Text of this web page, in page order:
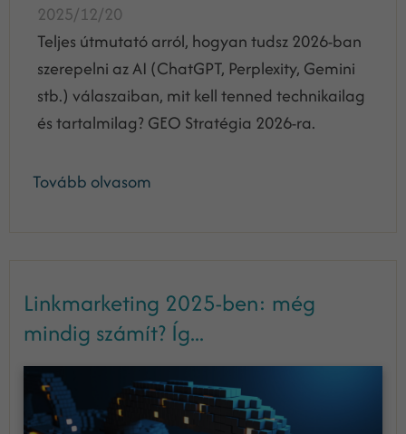
2025/12/20
Teljes útmutató arról, hogyan tudsz 2026-ban
szerepelni az AI (ChatGPT, Perplexity, Gemini
stb.) válaszaiban, mit kell tenned technikailag
és tartalmilag? GEO Stratégia 2026-ra.
Tovább olvasom
Linkmarketing 2025-ben: még
mindig számít? Íg...